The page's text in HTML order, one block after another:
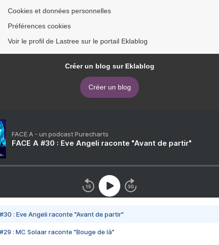
Cookies et données personnelles
Préférences cookies
Voir le profil de Lastree sur le portail Eklablog
Créer un blog sur Eklablog
Créer un blog
FACE A - un podcast Purecharts
FACE A #30 : Eve Angeli raconte "Avant de partir"
#30 : Eve Angeli raconte "Avant de partir"
#29 : MC Solaar raconte "Bouge de là"